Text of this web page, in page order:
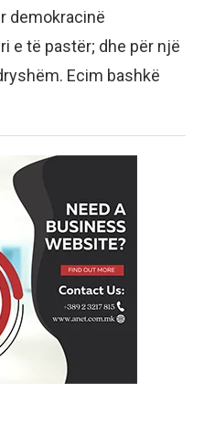
demokracinë
e të pastër; dhe për një
Ecim bashkë